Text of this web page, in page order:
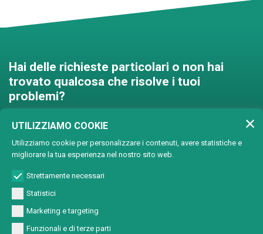
Hai delle richieste particolari o non hai
trovato qualcosa che risolve i tuoi
problemi?
Contattaci e troveremo una
soluzione insieme!
Soluzioni personalizzate
UTILIZZIAMO COOKIE
Utilizziamo cookie per personalizzare i contenuti, avere statistiche e
migliorare la tua esperienza nel nostro sito web.
Strettamente necessari
Statistici
Marketing e targeting
Funzionali e di terze parti